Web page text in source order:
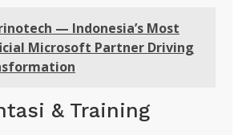
— Indonesia’s Most
Microsoft Partner Driving
& Training